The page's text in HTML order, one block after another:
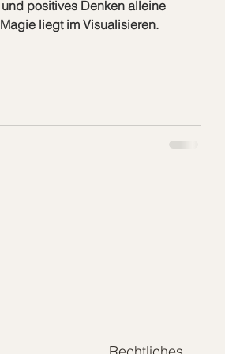
positives Denken alleine
liegt im Visualisieren.